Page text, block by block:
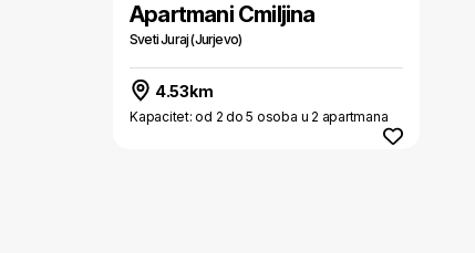
Apartmani Cmiljina
Sveti Juraj (Jurjevo)
4.53km
Kapacitet: od 2 do 5 osoba u 2 apartmana